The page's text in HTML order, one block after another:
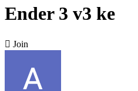
Ender 3 v3 ke
 Join